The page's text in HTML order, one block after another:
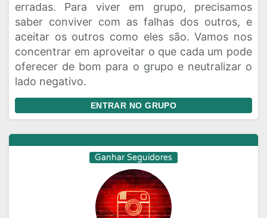
erradas. Para viver em grupo, precisamos
saber conviver com as falhas dos outros, e
aceitar os outros como eles são. Vamos nos
concentrar em aproveitar o que cada um pode
oferecer de bom para o grupo e neutralizar o
lado negativo.
ENTRAR NO GRUPO
Ganhar Seguidores